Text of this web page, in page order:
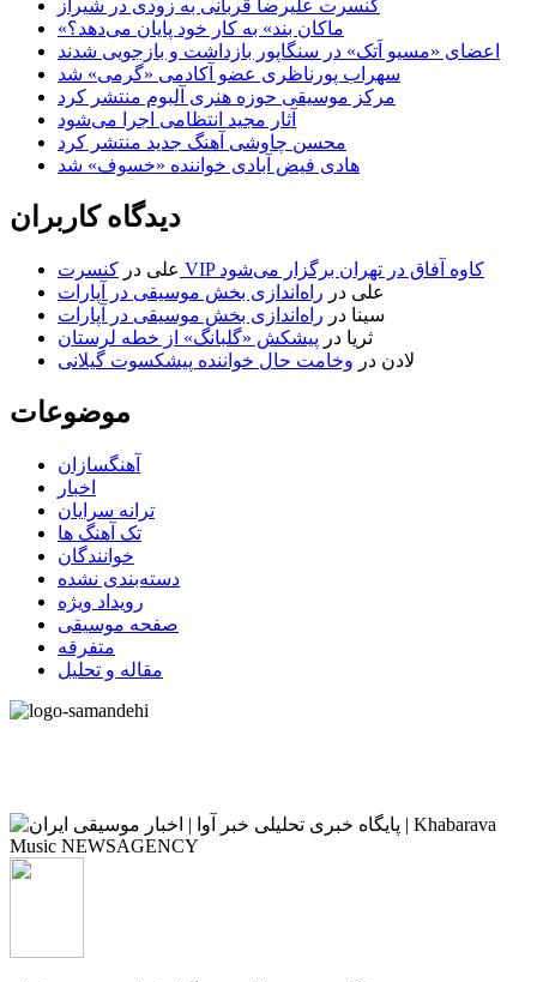
کنسرت علیرضا قربانی به زودی در شیراز
«ماکان بند» به کار خود پایان می‌دهد؟
اعضای «مسیو اَتک» در سنگاپور بازداشت و بازجویی شدند
سهراب پورناظری عضو آکادمی «گرمی» شد
مرکز موسیقی حوزه هنری آلبوم منتشر کرد
آثار مجید انتظامی اجرا می‌شود
محسن چاوشی آهنگ جدید منتشر کرد
هادی فیض آبادی خواننده «خسوف» شد
دیدگاه کاربران
علی در
کنسرت VIP کاوه آفاق در تهران برگزار می‌شود
علی در راه‌اندازی بخش موسیقی در آپارات
سینا در راه‌اندازی بخش موسیقی در آپارات
ثریا در پیشکش «گلبانگ» از خطه لرستان
لادن در وخامت حال خواننده پیشکسوت گیلانی
موضوعات
آهنگسازان
اخبار
ترانه سرایان
تک آهنگ ها
خوانندگان
دسته‌بندی نشده
رویداد ویژه
صفحه موسیقی
متفرقه
مقاله و تحلیل